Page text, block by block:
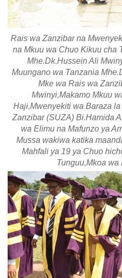
Rais wa Zanzibar na
na Mkuu wa Chuo Kikuu cha
Mhe.Dk.Hussein Ali
Muungano wa Tanzania
Mke wa Rais wa
Mwinyi,Makamo Mkuu
Haji,Mwenyekiti wa Baraza
Zanzibar (SUZA) Bi.Hamida
wa Elimu na Mafunzo ya
Mussa wakiwa katika
Mahfali ya 19 ya Chuo
Tunguu,Mkoa